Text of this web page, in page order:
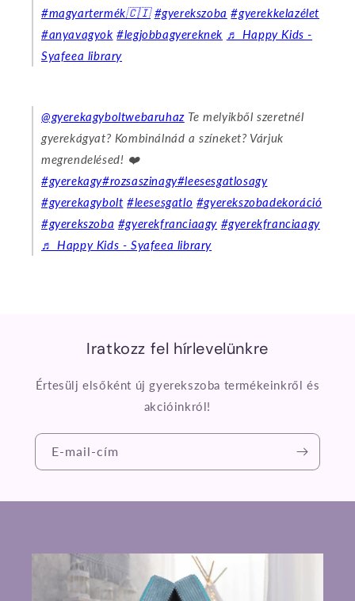
#magyartermék🇨🇮 #gyerekszoba #gyerekkelazélet
#anyavagyok #legjobbagyereknek ♬ Happy Kids -
Syafeea library
@gyerekagyboltwebaruhazTe melyikből szeretnél
gyerekágyat? Kombinálnád a színeket? Várjuk
megrendelésed! ❤️
#gyerekagy#rozsaszinagy#leesesgatlosagy
#gyerekagybolt #leesesgatlo #gyerekszobadekoráció
#gyerekszoba #gyerekfranciaagy #gyerekfranciaagy
♬ Happy Kids - Syafeea library
Iratkozz fel hírlevelünkre
Értesülj elsőként új gyerekszoba termékeinkről és
akcióinkról!
E-mail-cím